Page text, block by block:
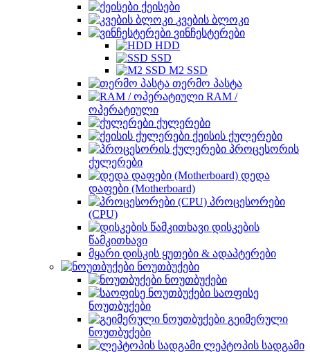
ქეისები
კვების ბლოკი
ვინჩესტერები
HDD
SSD
M2 SSD
თერმო პასტა
RAM /
ოპერატიული
ქულერები
ქეისის ქულერები
პროცესორის
ქულერები
დედა
დაფები (Motherboard)
პროცესორები
(CPU)
დისკების
წამკითხავი
მყარი დისკის ყუთები & ადაპტერები
ნოუთბუქები
ნოუთბუქები
საოფისე
ნოუთბუქები
გეიმერული
ნოუთბუქები
ლეპტოპის სადგამი